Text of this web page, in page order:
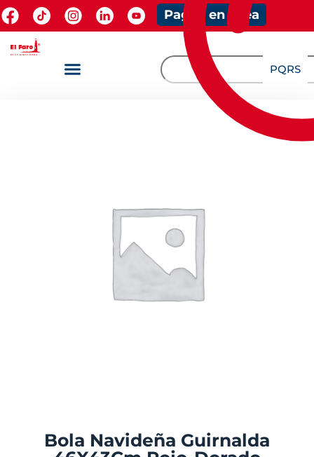
Pagos en línea
PQRS
Bola Navideña Guirnalda